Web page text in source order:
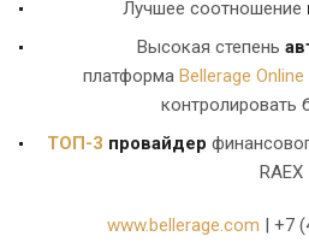
Лучшее соотношение
Высокая степень
платформа Bellerage Online
контролировать
ТОП-3 провайдер
RAEX
www.bellerage.com | +7